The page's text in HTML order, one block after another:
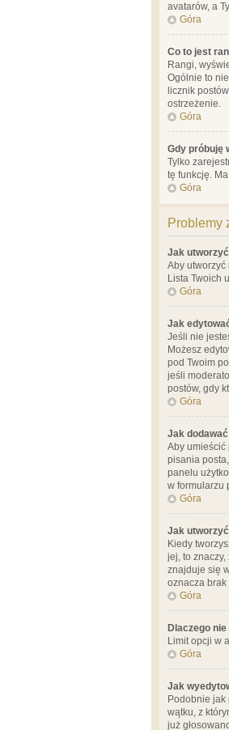
avatarów, a
Góra
Co to jest
Rangi,
Ogólnie to
licznik
ostrzeżenie.
Góra
Gdy próbuję
Tylko
tę funkcję.
Góra
Problemy
Jak
Aby utworzyć
Lista Twoich
Góra
Jak
Jeśli nie
Możesz
pod Twoim
jeśli
postów, gdy
Góra
Jak
Aby umieścić
pisania
panelu
w formularzu
Góra
Jak
Kiedy
jej, to
znajduje się
oznacza brak
Góra
Dlaczego
Limit opcji w
Góra
Jak
Podobnie jak
wątku, z
już